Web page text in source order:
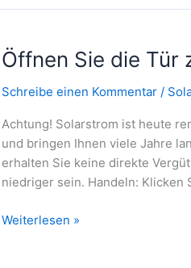
mit
eigenen
Solarstrom
Öffnen Sie die Tür
Schreibe einen Kommentar /
Achtung! Solarstrom ist heute
und bringen Ihnen viele Jahre
erhalten Sie keine direkte
niedriger sein. Handeln: Klicken
Öffnen
Weiterlesen »